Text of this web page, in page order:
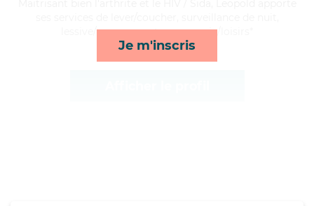
Je m'inscris
lessive/repassage et compagnie/loisirs*